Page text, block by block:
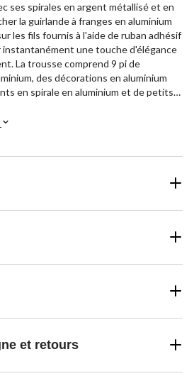
ses spirales en argent métallisé et en
la guirlande à franges en aluminium
les fils fournis à l'aide de ruban adhésif
instantanément une touche d'élégance
La trousse comprend 9 pi de
des décorations en aluminium
en spirale en aluminium et de petits
et retours